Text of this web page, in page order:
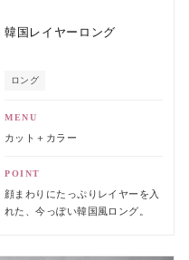
韓国レイヤーロング
ロング
MENU
カット＋カラー
POINT
顔まわりにたっぷりレイヤーを入
れた、今っぽい韓国風ロング。